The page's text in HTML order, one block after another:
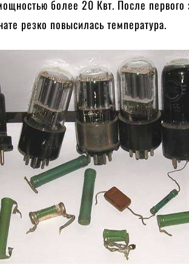
более 20 Квт. После первого
резко повысилась температура.